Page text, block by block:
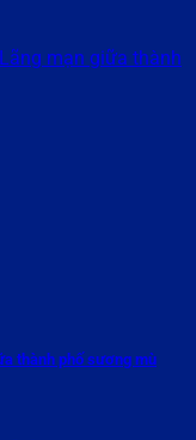
thành phố sương mù